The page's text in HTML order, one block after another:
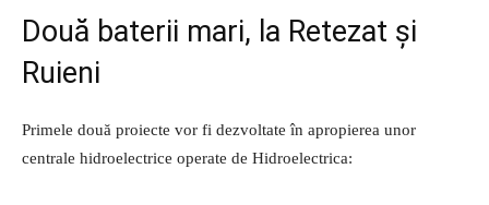
Două baterii mari, la Retezat și
Ruieni
Primele două proiecte vor fi dezvoltate în apropierea unor
centrale hidroelectrice operate de Hidroelectrica: